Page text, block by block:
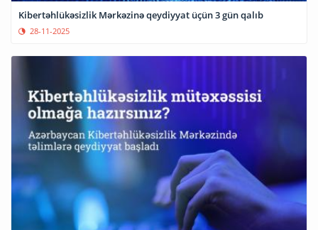
Kibertəhlükəsizlik Mərkəzinə qeydiyyat üçün 3 gün qalıb
28-11-2025